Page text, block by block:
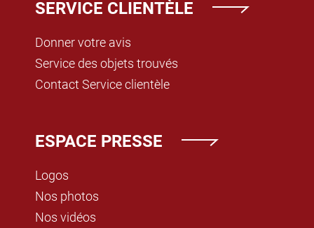
SERVICE CLIENTÈLE
Donner votre avis
Service des objets trouvés
Contact Service clientèle
ESPACE PRESSE
Logos
Nos photos
Nos vidéos